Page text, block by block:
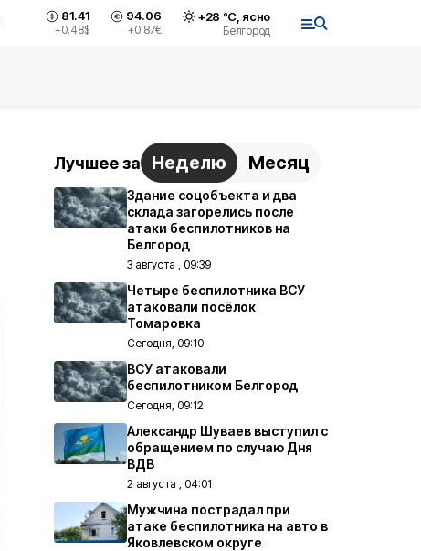
81.41
+0.48$
94.06
+0.87€
+28 °С, ясно
Белгород
Лучшее за Неделю Месяц
Здание соцобъекта и два
склада загорелись после
атаки беспилотников на
Белгород
3 августа , 09:39
Четыре беспилотника ВСУ
атаковали посёлок
Томаровка
Сегодня, 09:10
ВСУ атаковали
беспилотником Белгород
Сегодня, 09:12
Александр Шуваев выступил с
обращением по случаю Дня
ВДВ
2 августа , 04:01
Мужчина пострадал при
атаке беспилотника на авто в
Яковлевском округе